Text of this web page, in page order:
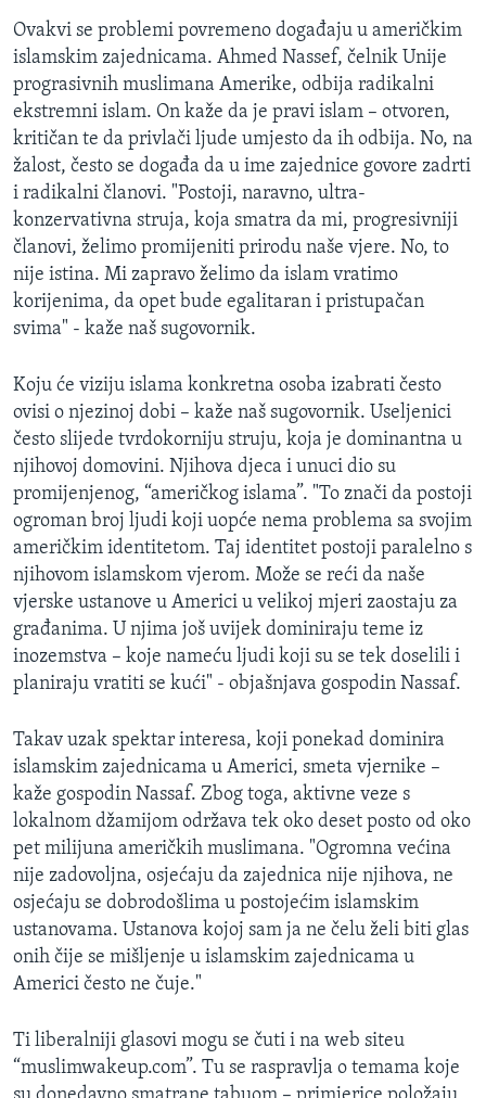
Ovakvi se problemi povremeno događaju u američkim
islamskim zajednicama. Ahmed Nassef, čelnik Unije
prograsivnih muslimana Amerike, odbija radikalni
ekstremni islam. On kaže da je pravi islam – otvoren,
kritičan te da privlači ljude umjesto da ih odbija. No, na
žalost, često se događa da u ime zajednice govore zadrti
i radikalni članovi. "Postoji, naravno, ultra-
konzervativna struja, koja smatra da mi, progresivniji
članovi, želimo promijeniti prirodu naše vjere. No, to
nije istina. Mi zapravo želimo da islam vratimo
korijenima, da opet bude egalitaran i pristupačan
svima" - kaže naš sugovornik.
Koju će viziju islama konkretna osoba izabrati često
ovisi o njezinoj dobi – kaže naš sugovornik. Useljenici
često slijede tvrdokorniju struju, koja je dominantna u
njihovoj domovini. Njihova djeca i unuci dio su
promijenjenog, “američkog islama”. "To znači da postoji
ogroman broj ljudi koji uopće nema problema sa svojim
američkim identitetom. Taj identitet postoji paralelno s
njihovom islamskom vjerom. Može se reći da naše
vjerske ustanove u Americi u velikoj mjeri zaostaju za
građanima. U njima još uvijek dominiraju teme iz
inozemstva – koje nameću ljudi koji su se tek doselili i
planiraju vratiti se kući" - objašnjava gospodin Nassaf.
Takav uzak spektar interesa, koji ponekad dominira
islamskim zajednicama u Americi, smeta vjernike –
kaže gospodin Nassaf. Zbog toga, aktivne veze s
lokalnom džamijom održava tek oko deset posto od oko
pet milijuna američkih muslimana. "Ogromna većina
nije zadovoljna, osjećaju da zajednica nije njihova, ne
osjećaju se dobrodošlima u postojećim islamskim
ustanovama. Ustanova kojoj sam ja ne čelu želi biti glas
onih čije se mišljenje u islamskim zajednicama u
Americi često ne čuje."
Ti liberalniji glasovi mogu se čuti i na web siteu
“muslimwakeup.com”. Tu se raspravlja o temama koje